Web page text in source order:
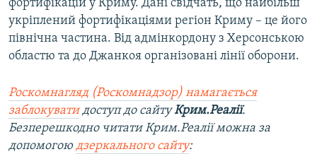
фортифікацій у Криму. Дані свідчать, що найбільш
укріплений фортифікаціями регіон Криму – це його
північна частина. Від адмінкордону з Херсонською
областю та до Джанкоя організовані лінії оборони.
Роскомнагляд (Роскомнадзор) намагається
заблокуватидоступ до сайтуКрим.Реалії.
Безперешкодно читати Крим.Реалії можна за
допомогою дзеркального сайту: